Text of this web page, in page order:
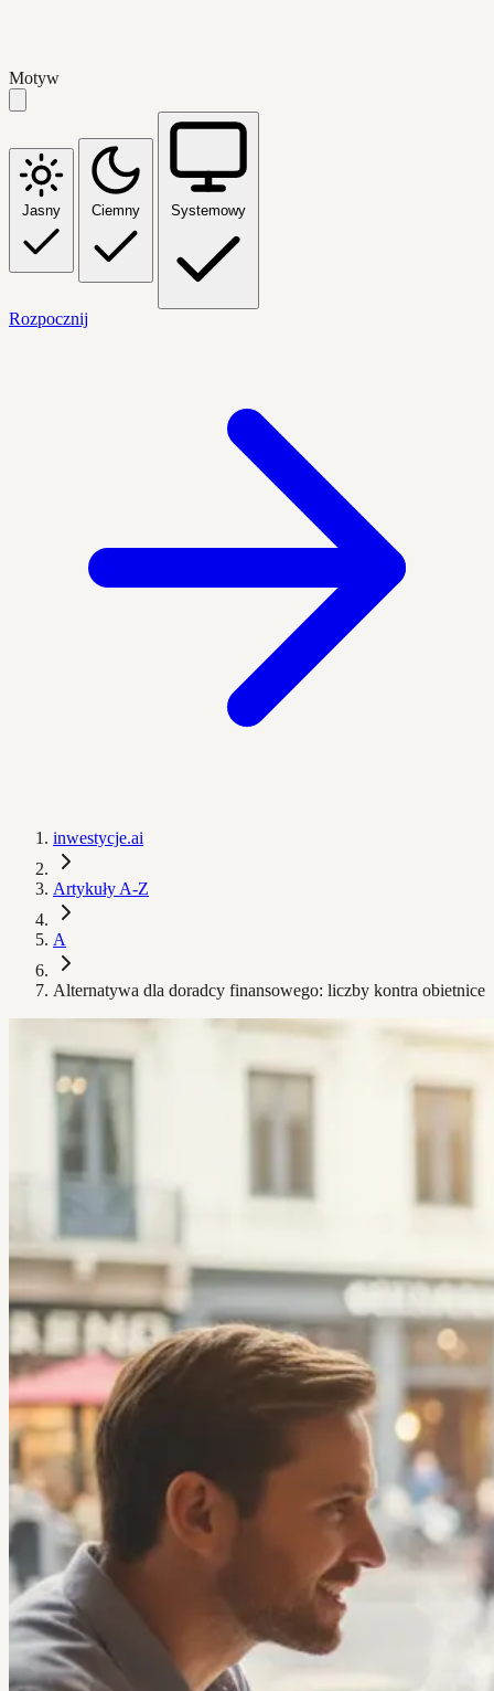
Motyw
Jasny Ciemny Systemowy
Rozpocznij
inwestycje.ai
Artykuły A-Z
A
Alternatywa dla doradcy finansowego: liczby kontra obietnice